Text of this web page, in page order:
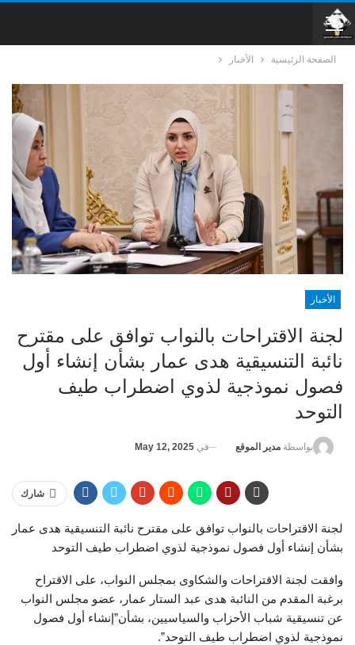
الصفحة الرئيسية الأخبار
الأخبار
لجنة الاقتراحات بالنواب توافق على مقترح
نائبة التنسيقية هدى عمار بشأن إنشاء أول
فصول نموذجية لذوي اضطراب طيف
التوحد
بواسطة مدير الموقع في May 12, 2025
شارك
لجنة الاقتراحات بالنواب توافق على مقترح نائبة التنسيقية هدى عمار
بشأن إنشاء أول فصول نموذجية لذوي اضطراب طيف التوحد
وافقت لجنة الاقتراحات والشكاوى بمجلس النواب، على الاقتراح
برغبة المقدم من النائبة هدى عبد الستار عمار، عضو مجلس النواب
عن تنسيقية شباب الأحزاب والسياسيين، بشأن”إنشاء أول فصول
نموذجية لذوي اضطراب طيف التوحد”.